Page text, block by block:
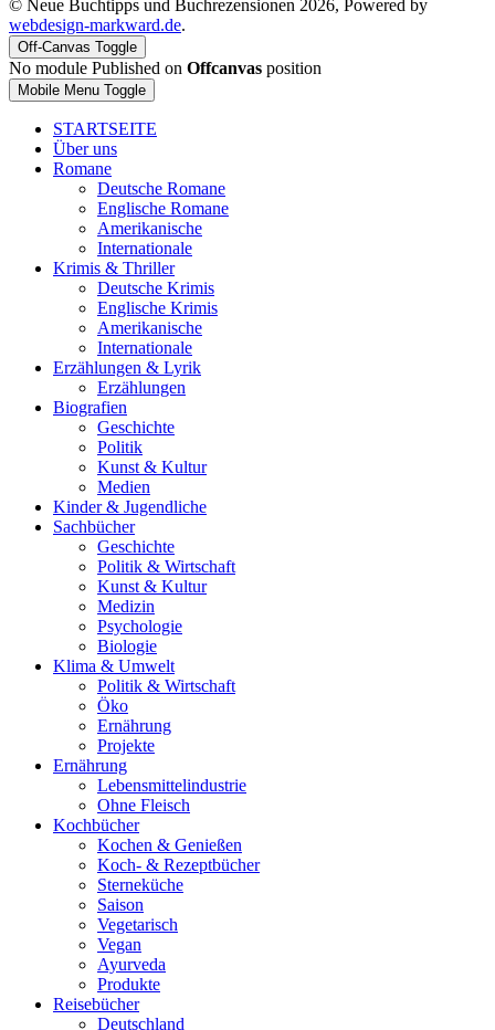
© Neue Buchtipps und Buchrezensionen 2026, Powered by
webdesign-markward.de.
Off-Canvas Toggle
No module Published on Offcanvas position
Mobile Menu Toggle
STARTSEITE
Über uns
Romane
Deutsche Romane
Englische Romane
Amerikanische
Internationale
Krimis & Thriller
Deutsche Krimis
Englische Krimis
Amerikanische
Internationale
Erzählungen & Lyrik
Erzählungen
Biografien
Geschichte
Politik
Kunst & Kultur
Medien
Kinder & Jugendliche
Sachbücher
Geschichte
Politik & Wirtschaft
Kunst & Kultur
Medizin
Psychologie
Biologie
Klima & Umwelt
Politik & Wirtschaft
Öko
Ernährung
Projekte
Ernährung
Lebensmittelindustrie
Ohne Fleisch
Kochbücher
Kochen & Genießen
Koch- & Rezeptbücher
Sterneküche
Saison
Vegetarisch
Vegan
Ayurveda
Produkte
Reisebücher
Deutschland